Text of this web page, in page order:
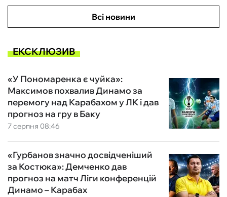
Всі новини
ЕКСКЛЮЗИВ
7 серпня 08:46
«У Пономаренка є чуйка»:
Максимов похвалив Динамо за
перемогу над Карабахом у ЛК і дав
прогноз на гру в Баку
«Гурбанов значно досвідченіший
за Костюка»: Демченко дав
прогноз на матч Ліги конференцій
Динамо – Карабах